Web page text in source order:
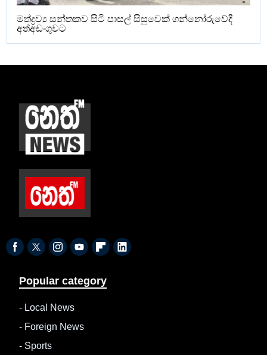
මත්ද්‍රව්‍ය සන්තකව සිටි පාසල් සිසුවෙක් ගන්නෝරුවේදී
අත්අඩංගුවට
Popular category
- Local News
- Foreign News
- Sports